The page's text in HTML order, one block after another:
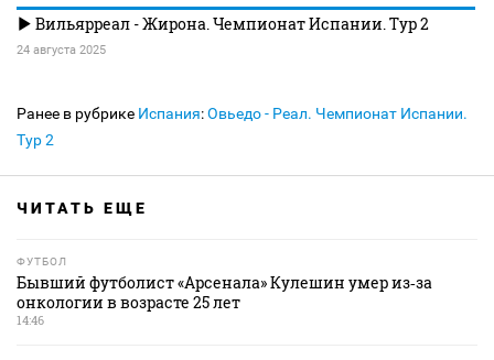
Вильярреал - Жирона. Чемпионат Испании. Тур 2
24 августа 2025
Ранее в рубрике Испания:Овьедо - Реал. Чемпионат Испании.
Тур 2
ЧИТАТЬ ЕЩЕ
ФУТБОЛ
Бывший футболист «Арсенала» Кулешин умер из‑за
онкологии в возрасте 25 лет
14:46